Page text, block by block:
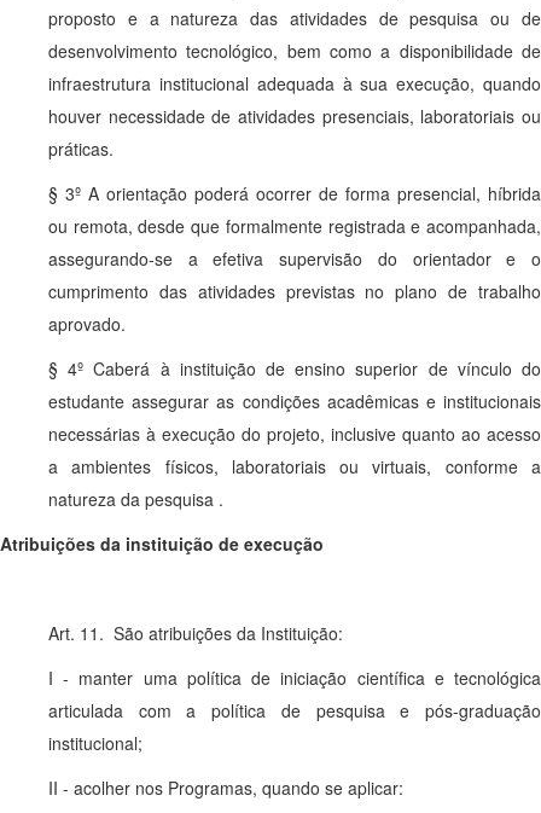
proposto e a natureza das atividades de pesquisa ou de
desenvolvimento tecnológico, bem como a disponibilidade de
infraestrutura institucional adequada à sua execução, quando
houver necessidade de atividades presenciais, laboratoriais ou
práticas.
§ 3º A orientação poderá ocorrer de forma presencial, híbrida
ou remota, desde que formalmente registrada e acompanhada,
assegurando-se a efetiva supervisão do orientador e o
cumprimento das atividades previstas no plano de trabalho
aprovado.
§ 4º Caberá à instituição de ensino superior de vínculo do
estudante assegurar as condições acadêmicas e institucionais
necessárias à execução do projeto, inclusive quanto ao acesso
a ambientes físicos, laboratoriais ou virtuais, conforme a
natureza da pesquisa .
Atribuições da instituição de execução
Art. 11. São atribuições da Instituição:
I - manter uma política de iniciação científica e tecnológica
articulada com a política de pesquisa e pós-graduação
institucional;
II - acolher nos Programas, quando se aplicar: